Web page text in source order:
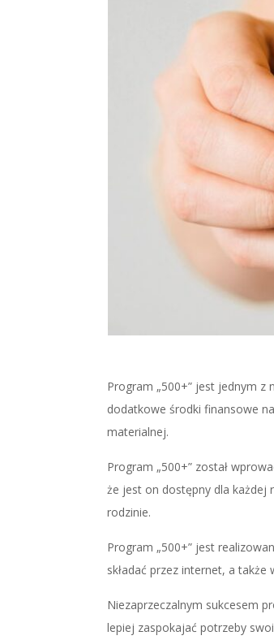
Program „500+” jest jednym z
dodatkowe środki finansowe
materialnej.
Program „500+” został
że jest on dostępny dla każdej
rodzinie.
Program „500+” jest
składać przez internet, a
Niezaprzeczalnym sukcesem
lepiej zaspokajać potrzeby